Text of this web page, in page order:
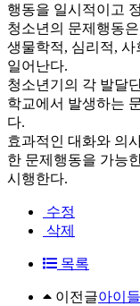
행동을 일시적이고
청소년의 문제행동
생물학적, 심리적,
일어난다.
청소년기의 각 발달
학교에서 발생하는
다.
효과적인 대화와 의
한 문제행동을 가능
시행한다.
수정
삭제
목록
이전글아이